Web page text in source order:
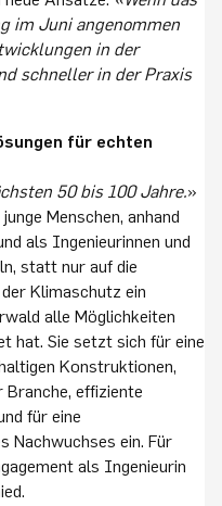
im Juni angenommen
in der
schneller in der Praxis
für echten
50 bis 100 Jahre. »
Menschen, anhand
als Ingenieurinnen und
statt nur auf die
Klimaschutz ein
alle Möglichkeiten
hat. Sie setzt sich für eine
Konstruktionen,
Branche, effiziente
für eine
Nachwuchses ein. Für
als Ingenieurin